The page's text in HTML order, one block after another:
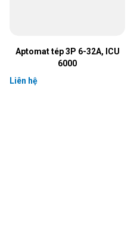
Aptomat tép 3P 6-32A, ICU
6000
Liên hệ